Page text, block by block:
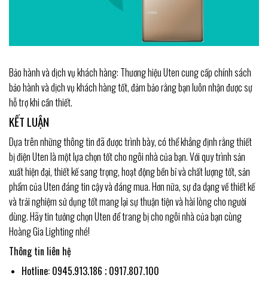
Bảo hành và dịch vụ khách hàng: Thương hiệu Uten cung cấp chính sách
bảo hành và dịch vụ khách hàng tốt, đảm bảo rằng bạn luôn nhận được sự
hỗ trợ khi cần thiết.
KẾT LUẬN
Dựa trên những thông tin đã được trình bày, có thể khẳng định rằng thiết
bị điện Uten là một lựa chọn tốt cho ngôi nhà của bạn. Với quy trình sản
xuất hiện đại, thiết kế sang trọng, hoạt động bền bỉ và chất lượng tốt, sản
phẩm của Uten đáng tin cậy và đáng mua. Hơn nữa, sự đa dạng về thiết kế
và trải nghiệm sử dụng tốt mang lại sự thuận tiện và hài lòng cho người
dùng. Hãy tin tưởng chọn Uten để trang bị cho ngôi nhà của bạn cùng
Hoàng Gia Lighting nhé!
Thông tin liên hệ
Hotline: 0945.913.186 ; 0917.807.100